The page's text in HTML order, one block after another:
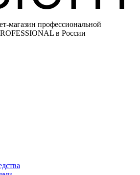
магазин профессиональной
в России